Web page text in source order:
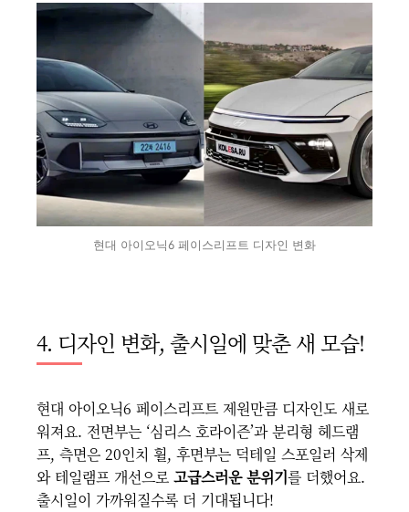
현대 아이오닉6 페이스리프트 디자인 변화
4. 디자인 변화, 출시일에 맞춘 새 모습!
현대 아이오닉6 페이스리프트 제원만큼 디자인도 새로
워져요. 전면부는 ‘심리스 호라이즌’과 분리형 헤드램
프, 측면은 20인치 휠, 후면부는 덕테일 스포일러 삭제
와 테일램프 개선으로 고급스러운 분위기를 더했어요.
출시일이 가까워질수록 더 기대됩니다!